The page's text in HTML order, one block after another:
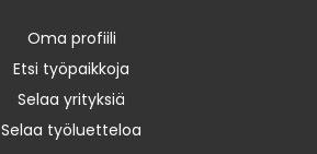
Oma profiili
Etsi työpaikkoja
Selaa yrityksiä
Selaa työluetteloa